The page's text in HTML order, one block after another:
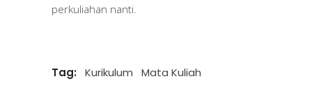
perkuliahan nanti.
Tag: Kurikulum
Mata Kuliah